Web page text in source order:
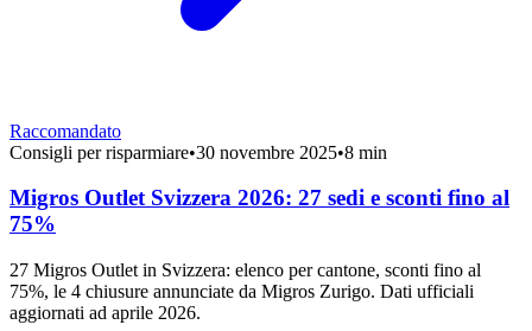
Raccomandato
Consigli per risparmiare•30 novembre 2025•8 min
Migros Outlet Svizzera 2026: 27 sedi e sconti fino al
75%
27 Migros Outlet in Svizzera: elenco per cantone, sconti fino al
75%, le 4 chiusure annunciate da Migros Zurigo. Dati ufficiali
aggiornati ad aprile 2026.